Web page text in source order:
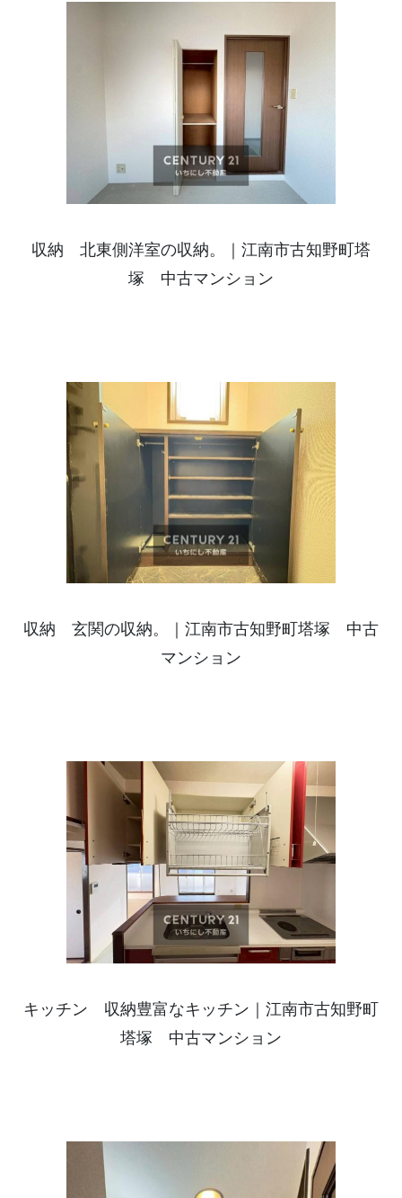
収納 北東側洋室の収納。｜江南市古知野町塔
塚 中古マンション
収納 玄関の収納。｜江南市古知野町塔塚 中古
マンション
キッチン 収納豊富なキッチン｜江南市古知野町
塔塚 中古マンション